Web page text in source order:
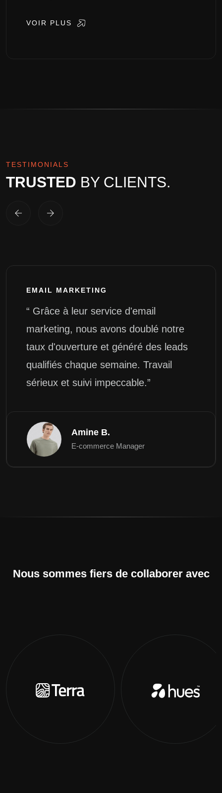
VOIR PLUS
TESTIMONIALS
TRUSTED BY CLIENTS.
EMAIL MARKETING
“ Grâce à leur service d'email
marketing, nous avons doublé notre
taux d'ouverture et généré des leads
qualifiés chaque semaine. Travail
sérieux et suivi impeccable.”
Amine B.
E-commerce Manager
Nous sommes fiers de collaborer avec